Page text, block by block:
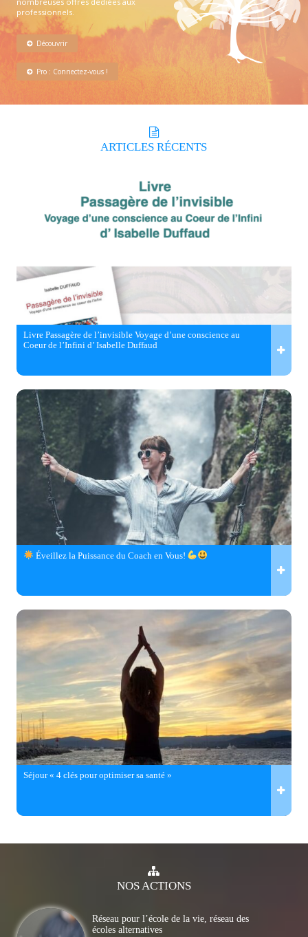
professionnels.
Découvrir
Pro : Connectez-vous !
ARTICLES RÉCENTS
Livre Passagère de l’invisible Voyage d’une conscience au
Coeur de l’Infini d’ Isabelle Duffaud
Éveillez la Puissance du Coach en Vous!
Séjour « 4 clés pour optimiser sa santé »
NOSACTIONS
Réseau pour l’école de la vie, réseau des
écoles alternatives